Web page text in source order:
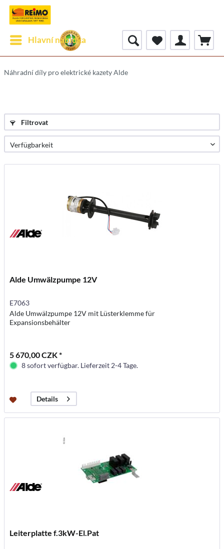
Hlavní nabídka
Náhradní díly pro elektrické kazety Alde
Filtrovat
Alde Umwälzpumpe 12V
E7063
Alde Umwälzpumpe 12V mit Lüsterklemme für
Expansionsbehälter
5 670,00 CZK *
8 sofort verfügbar. Lieferzeit 2-4 Tage.
Details
Leiterplatte f.3kW-El.Pat